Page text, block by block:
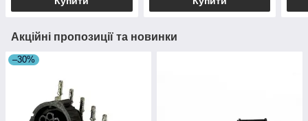
Акційні пропозиції та новинки
–30%